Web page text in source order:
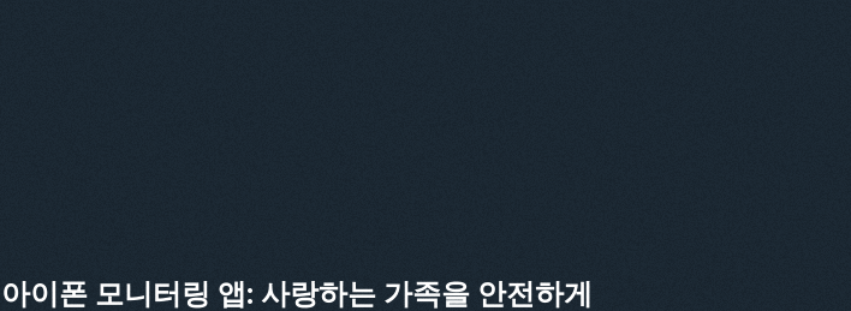
아이폰 모니터링 앱: 사랑하는 가족을 안전하게